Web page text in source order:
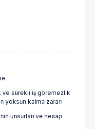
ve sürekli iş göremezlik
yoksun kalma zararı
unsurları ve hesap